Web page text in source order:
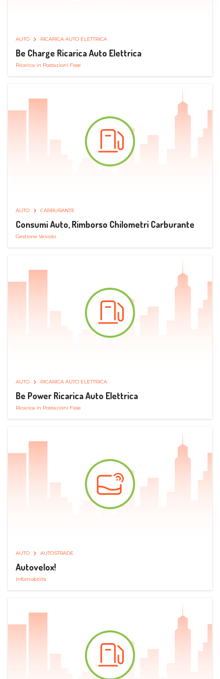
AUTO RICARICA AUTO ELETTRICA
Be Charge Ricarica Auto Elettrica
Ricarica in Postazioni Fisse
AUTO CARBURANTE
Consumi Auto, Rimborso Chilometri Carburante
Gestione Veicolo
AUTO RICARICA AUTO ELETTRICA
Be Power Ricarica Auto Elettrica
Ricarica in Postazioni Fisse
AUTO AUTOSTRADE
Autovelox!
Infomobilità